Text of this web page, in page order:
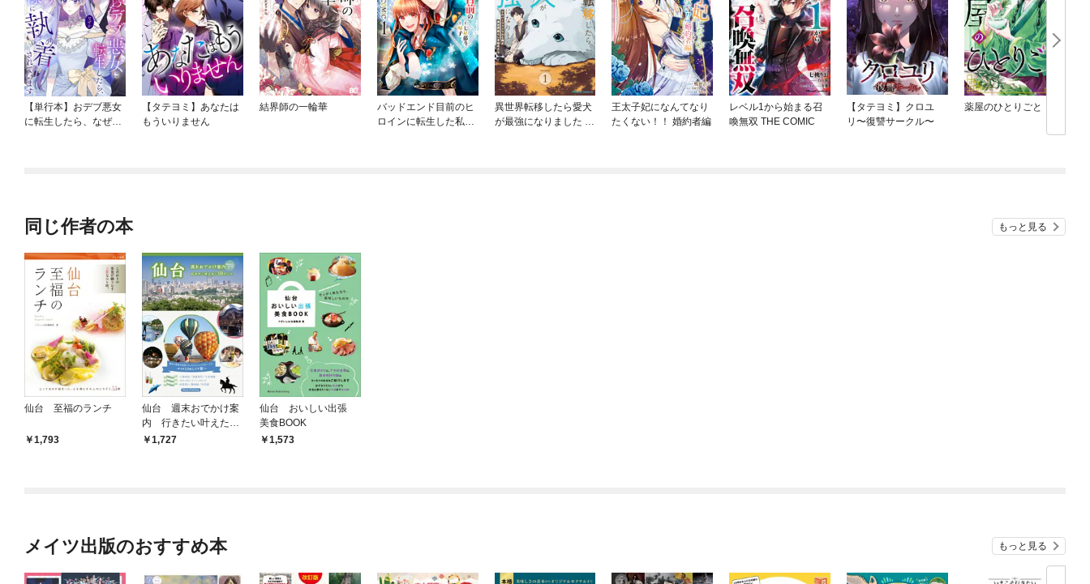
【単行本】おデブ悪女
に転生したら、なぜか
【タテヨミ】あなたは
もういりません
結界師の一輪華
バッドエンド目前のヒ
ロインに転生した私、
異世界転移したら愛犬
が最強になりました ～
王太子妃になんてなり
たくない！！ 婚約者編
レベル1から始まる召
喚無双 THE COMIC
【タテヨミ】クロユ
リ〜復讐サークル〜
薬屋のひとりごと
同じ作者の本 もっと見る
仙台 至福のランチ
1,793
仙台 週末おでかけ案
内 行きたい叶えたい
60のこと
1,727
仙台 おいしい出張
美食BOOK
1,573
メイツ出版のおすすめ本 もっと見る